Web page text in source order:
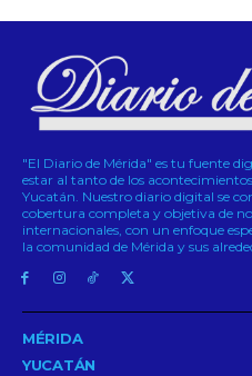
"El Diario de Mérida" es tu fuente
estar al tanto de los
Yucatán. Nuestro diario digital se
cobertura completa y objetiva de
internacionales, con un enfoque
la comunidad de Mérida y sus
MÉRIDA
YUCATÁN